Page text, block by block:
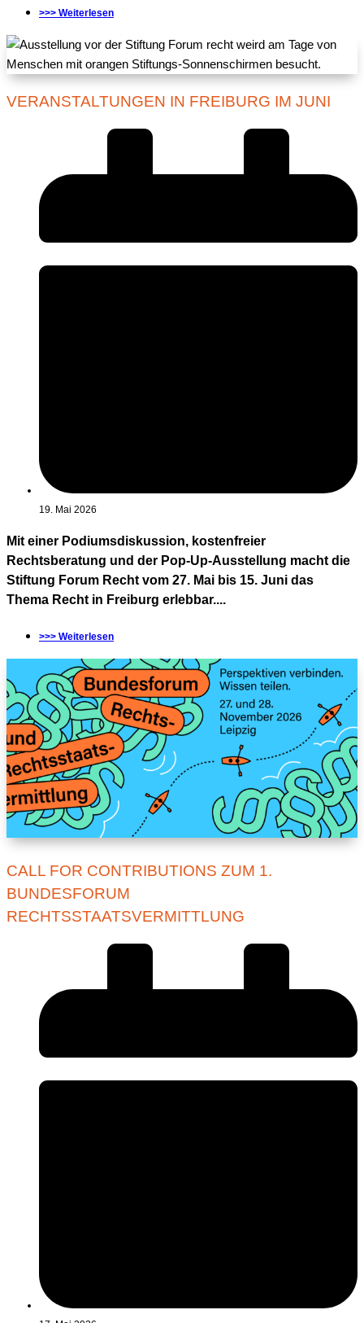
>>> Weiterlesen
VERANSTALTUNGEN IN FREIBURG IM JUNI
19. Mai 2026
Mit einer Podiumsdiskussion, kostenfreier
Rechtsberatung und der Pop-Up-Ausstellung macht die
Stiftung Forum Recht vom 27. Mai bis 15. Juni das
Thema Recht in Freiburg erlebbar....
>>> Weiterlesen
CALL FOR CONTRIBUTIONS ZUM 1.
BUNDESFORUM
RECHTSSTAATSVERMITTLUNG